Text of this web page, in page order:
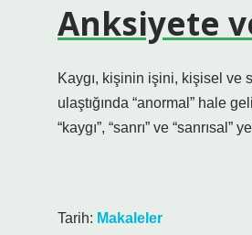
Anksiyete
Kaygı, kişinin işini, kişisel ve
ulaştığında “anormal” hale
“kaygı”, “sanrı” ve “sanrısal”
Tarih: Makaleler